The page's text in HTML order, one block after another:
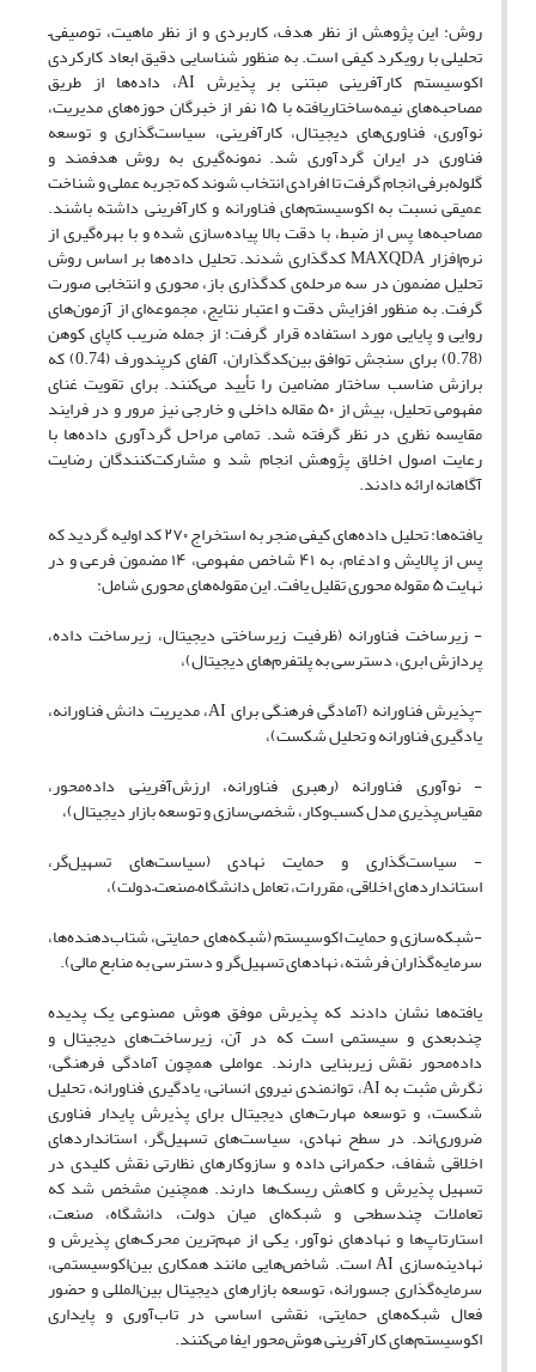
روش: این پژوهش از نظر هدف، کاربردی و از نظر ماهیت، توصیفی–
تحلیلی با رویکرد کیفی است. به منظور شناسایی دقیق ابعاد کارکردی
اکوسیستم کارآفرینی مبتنی بر پذیرش AI، داده‌ها از طریق
مصاحبه‌های نیمه‌ساختاریافته با ۱۵ نفر از خبرگان حوزه‌های مدیریت،
نوآوری، فناوری‌های دیجیتال، کارآفرینی، سیاست‌گذاری و توسعه
فناوری در ایران گردآوری شد. نمونه‌گیری به روش هدفمند و
گلوله‌برفی انجام گرفت تا افرادی انتخاب شوند که تجربه عملی و شناخت
عمیقی نسبت به اکوسیستم‌های فناورانه و کارآفرینی داشته باشند.
مصاحبه‌ها پس از ضبط، با دقت بالا پیاده‌سازی شده و با بهره‌گیری از
نرم‌افزار MAXQDA کدگذاری شدند. تحلیل داده‌ها بر اساس روش
تحلیل مضمون در سه مرحله‌ی کدگذاری باز، محوری و انتخابی صورت
گرفت. به منظور افزایش دقت و اعتبار نتایج، مجموعه‌ای از آزمون‌های
روایی و پایایی مورد استفاده قرار گرفت؛ از جمله ضریب کاپای کوهن
(0.78) برای سنجش توافق بین‌کدگذاران، آلفای کرپندورف (0.74) که
برازش مناسب ساختار مضامین را تأیید می‌کنند. برای تقویت غنای
مفهومی تحلیل، بیش از ۵۰ مقاله داخلی و خارجی نیز مرور و در فرایند
مقایسه نظری در نظر گرفته شد. تمامی مراحل گردآوری داده‌ها با
رعایت اصول اخلاق پژوهش انجام شد و مشارکت‌کنندگان رضایت
آگاهانه ارائه دادند.
یافته‌ها: تحلیل داده‌های کیفی منجر به استخراج ۲۷۰ کد اولیه گردید که
پس از پالایش و ادغام، به ۴۱ شاخص مفهومی، ۱۴ مضمون فرعی و در
نهایت ۵ مقوله محوری تقلیل یافت. این مقوله‌های محوری شامل:
- زیرساخت فناورانه (ظرفیت زیرساختی دیجیتال، زیرساخت داده،
پردازش ابری، دسترسی به پلتفرم‌های دیجیتال)،
-پذیرش فناورانه (آمادگی فرهنگی برای AI، مدیریت دانش فناورانه،
یادگیری فناورانه و تحلیل شکست)،
- نوآوری فناورانه (رهبری فناورانه، ارزش‌آفرینی داده‌محور،
مقیاس‌پذیری مدل کسب‌وکار، شخصی‌سازی و توسعه بازار دیجیتال)،
- سیاست‌گذاری و حمایت نهادی (سیاست‌های تسهیل‌گر،
استانداردهای اخلاقی، مقررات، تعامل دانشگاه–صنعت–دولت)،
-شبکه‌سازی و حمایت اکوسیستم (شبکه‌های حمایتی، شتاب‌دهنده‌ها،
سرمایه‌گذاران فرشته، نهادهای تسهیل‌گر و دسترسی به منابع مالی).
یافته‌ها نشان دادند که پذیرش موفق هوش مصنوعی یک پدیده
چندبعدی و سیستمی است که در آن، زیرساخت‌های دیجیتال و
داده‌محور نقش زیربنایی دارند. عواملی همچون آمادگی فرهنگی،
نگرش مثبت به AI، توانمندی نیروی انسانی، یادگیری فناورانه، تحلیل
شکست، و توسعه مهارت‌های دیجیتال برای پذیرش پایدار فناوری
ضروری‌اند. در سطح نهادی، سیاست‌های تسهیل‌گر، استانداردهای
اخلاقی شفاف، حکمرانی داده و سازوکارهای نظارتی نقش کلیدی در
تسهیل پذیرش و کاهش ریسک‌ها دارند. همچنین مشخص شد که
تعاملات چندسطحی و شبکه‌ای میان دولت، دانشگاه، صنعت،
استارتاپ‌ها و نهادهای نوآور، یکی از مهم‌ترین محرک‌های پذیرش و
نهادینه‌سازی AI است. شاخص‌هایی مانند همکاری بین‌اکوسیستمی،
سرمایه‌گذاری جسورانه، توسعه بازارهای دیجیتال بین‌المللی و حضور
فعال شبکه‌های حمایتی، نقشی اساسی در تاب‌آوری و پایداری
اکوسیستم‌های کارآفرینی هوش‌محور ایفا می‌کنند.